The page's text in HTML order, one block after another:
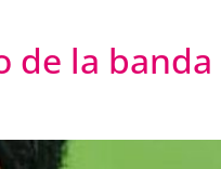
de la banda